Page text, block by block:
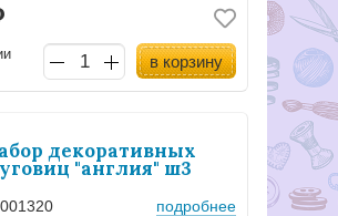
в корзину
декоративных
"англия" ш3
подробнее